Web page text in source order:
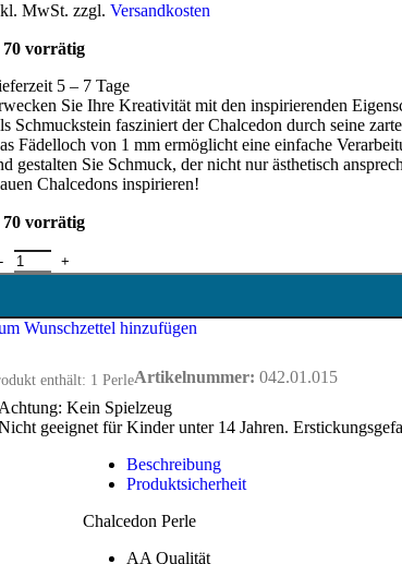
MwSt. zzgl. Versandkosten
70 vorrätig
5 – 7 Tage
Sie Ihre Kreativität mit den inspirierenden
Schmuckstein fasziniert der Chalcedon durch seine
Fädelloch von 1 mm ermöglicht eine einfache
gestalten Sie Schmuck, der nicht nur ästhetisch
Chalcedons inspirieren!
70 vorrätig
Perle - 8 mm Menge
Wunschzettel hinzufügen
enthält: 1 PerleArtikelnummer: 042.01.015
Kein Spielzeug
geeignet für Kinder unter 14 Jahren.
Beschreibung
Produktsicherheit
Chalcedon Perle
AA Qualität